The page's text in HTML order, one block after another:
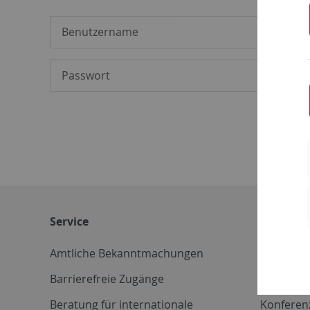
Service
Amtliche Bekanntmachungen
Barrierefreie Zugänge
Beratung für internationale